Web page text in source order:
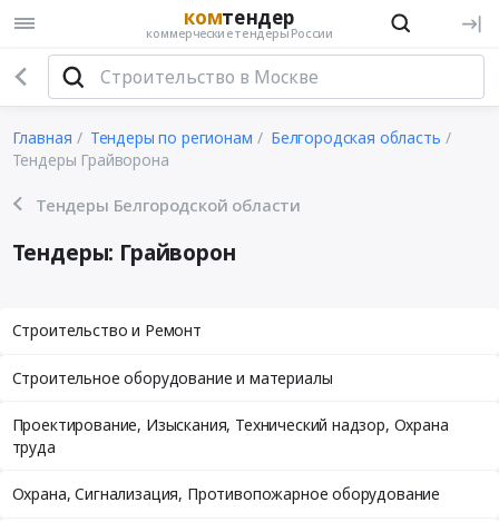
комтендер
коммерческие тендеры России
Главная Тендеры по регионам
Белгородская область
Тендеры Грайворона
Тендеры Белгородской области
Тендеры: Грайворон
Строительство и Ремонт
Строительное оборудование и материалы
Проектирование, Изыскания, Технический надзор, Охрана
труда
Охрана, Сигнализация, Противопожарное оборудование